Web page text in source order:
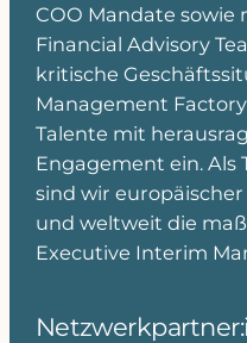
COO Mandate sowie
Financial Advisory
kritische
Management
Talente mit
Engagement ein. Als
sind wir
und weltweit die
Executive Interim